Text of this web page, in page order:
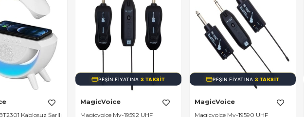
PEŞIN FIYATINA3 TAKSIT
Mv-19592 UHF
PEŞIN FIYATINA3 TAKSIT
MagicVoice
Magicvoice Mv-19590 UHF
PEŞIN FIYATINA3 TAKSIT
MagicVoice
Magicvoice Uhf Gitar Tip Kablosuz